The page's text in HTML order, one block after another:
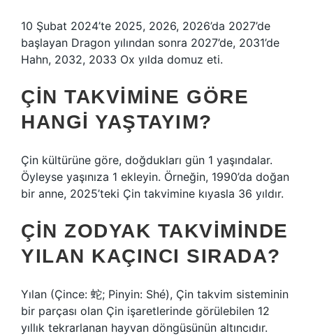
10 Şubat 2024’te 2025, 2026, 2026’da 2027’de
başlayan Dragon yılından sonra 2027’de, 2031’de
Hahn, 2032, 2033 Ox yılda domuz eti.
ÇIN TAKVIMINE GÖRE
HANGI YAŞTAYIM?
Çin kültürüne göre, doğdukları gün 1 yaşındalar.
Öyleyse yaşınıza 1 ekleyin. Örneğin, 1990’da doğan
bir anne, 2025’teki Çin takvimine kıyasla 36 yıldır.
ÇIN ZODYAK TAKVIMINDE
YILAN KAÇINCI SIRADA?
Yılan (Çince: 蛇; Pinyin: Shé), Çin takvim sisteminin
bir parçası olan Çin işaretlerinde görülebilen 12
yıllık tekrarlanan hayvan döngüsünün altıncıdır.